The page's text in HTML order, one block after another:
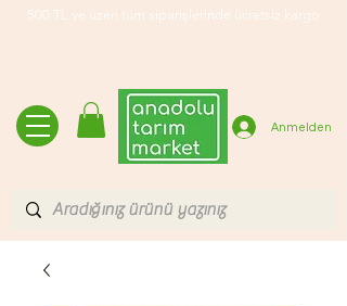
500 TL ve üzeri tüm siparişlerinde ücretsiz kargo
Anmelden